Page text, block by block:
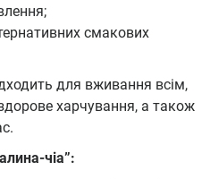
смакових
для вживання всім,
харчування, а також
чіа”: